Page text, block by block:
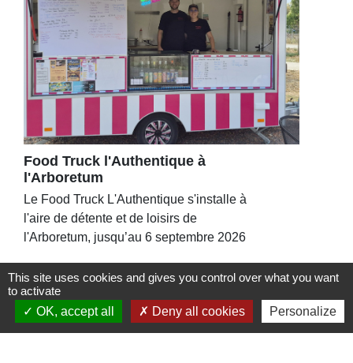
Food Truck l'Authentique à
l'Arboretum
Le Food Truck L'Authentique s'installe à
l'aire de détente et de loisirs de
l'Arboretum, jusqu’au 6 septembre 2026
This site uses cookies and gives you control over what you want
to activate
OK, accept all
Deny all cookies Personalize